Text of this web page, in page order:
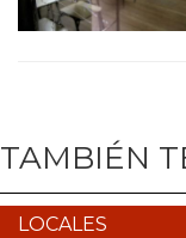
TAMBIÉN
LOCALES